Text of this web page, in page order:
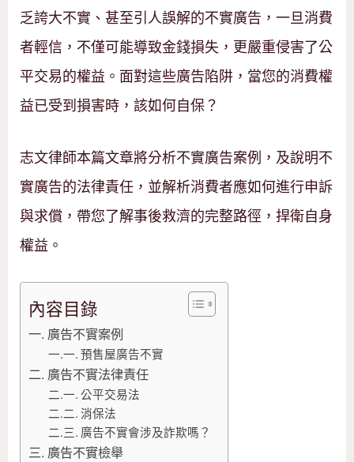
乏誇大不實、甚至引人誤解的不實廣告，一旦消費
者輕信，不僅可能導致金錢損失，更嚴重侵害了公
平交易的權益。面對這些廣告陷阱，當您的消費權
益已受到損害時，該如何自保？
志文律師本篇文章將分析不實廣告案例，及說明不
實廣告的法律責任，並解析消費者應如何進行申訴
與求償，帶您了解事後救濟的完整路徑，捍衛自身
權益。
內容目錄
廣告不實案例
預售屋廣告不實
廣告不實法律責任
公平交易法
消保法
廣告不實會涉及詐欺嗎？
廣告不實檢舉